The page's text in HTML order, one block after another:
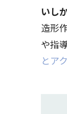
いし
造形
や指
とア